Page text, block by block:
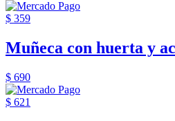
$ 359
Muñeca con huerta y
$ 690
$ 621